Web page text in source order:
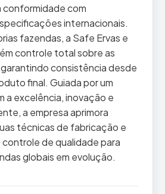
conformidade com
internacionais.
fazendas, a Safe Ervas e
controle total sobre as
consistência desde
final. Guiada por um
a excelência, inovação e
a empresa aprimora
técnicas de fabricação e
de qualidade para
globais em evolução.